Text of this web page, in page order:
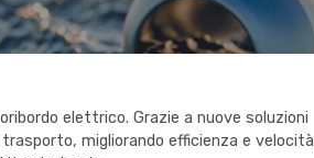
elettrico. Grazie a nuove soluzioni
migliorando efficienza e velocità